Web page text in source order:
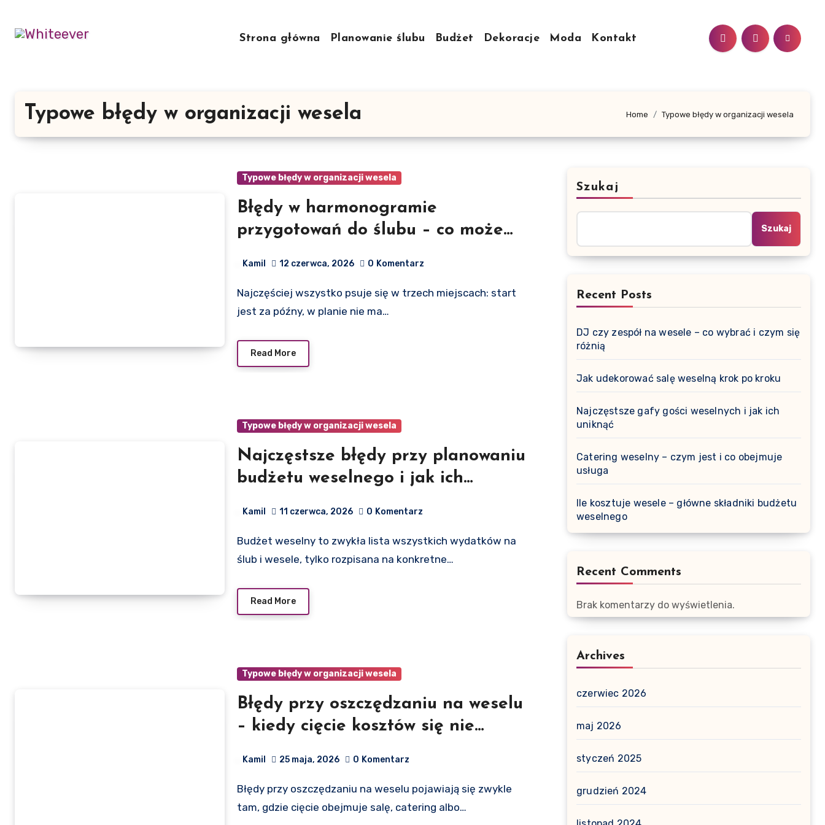
content
Strona główna Planowanie ślubu Budżet Dekoracje Moda Kontakt
Typowe błędy w organizacji wesela Home Typowe błędy w organizacji wesela
Typowe błędy w organizacji wesela
Błędy w harmonogramie
przygotowań do ślubu – co może
Kamil 12 czerwca, 2026 0 Komentarz
Najczęściej wszystko psuje się w trzech miejscach: start
jest za późny, w planie nie ma…
Read More
Typowe błędy w organizacji wesela
Najczęstsze błędy przy planowaniu
budżetu weselnego i jak ich
Kamil 11 czerwca, 2026 0 Komentarz
Budżet weselny to zwykła lista wszystkich wydatków na
ślub i wesele, tylko rozpisana na konkretne…
Read More
Typowe błędy w organizacji wesela
Błędy przy oszczędzaniu na weselu
– kiedy cięcie kosztów się nie
Kamil 25 maja, 2026 0 Komentarz
Błędy przy oszczędzaniu na weselu pojawiają się zwykle
tam, gdzie cięcie obejmuje salę, catering albo…
Szukaj
Szukaj
Recent Posts
DJ czy zespół na wesele – co wybrać i czym się
różnią
Jak udekorować salę weselną krok po kroku
Najczęstsze gafy gości weselnych i jak ich
uniknąć
Catering weselny – czym jest i co obejmuje
usługa
Ile kosztuje wesele – główne składniki budżetu
weselnego
Recent Comments
Brak komentarzy do wyświetlenia.
Archives
czerwiec 2026
maj 2026
styczeń 2025
grudzień 2024